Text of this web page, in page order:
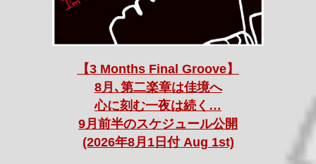
【3 Months Final Groove】
8月､第二楽章は佳境へ
心に刻む一夜は続く…
9月前半のスケジュール公開
(2026年8月1日付 Aug 1st)